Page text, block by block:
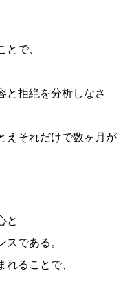
で、
拒絶を分析しなさ
それだけで数ヶ月が
と
である。
ることで、